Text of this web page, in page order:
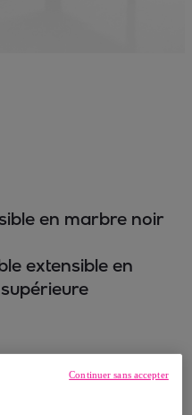
en marbre noir
extensible en
Continuer sans accepter